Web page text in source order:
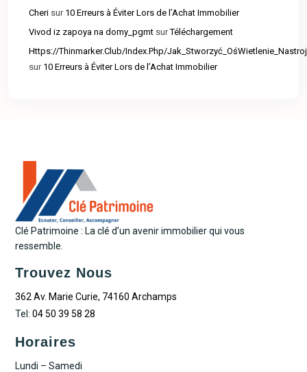
Cheri sur 10 Erreurs à Éviter Lors de l’Achat Immobilier
Vivod iz zapoya na domy_pgmt surTéléchargement
Https://Thinmarker.Club/Index.Php/
sur 10 Erreurs à Éviter Lors de l’Achat Immobilier
Clé Patrimoine : La clé d’un avenir immobilier qui vous
ressemble.
Trouvez Nous
362 Av. Marie Curie, 74160 Archamps
Tel:04 50 39 58 28
Horaires
Lundi – Samedi